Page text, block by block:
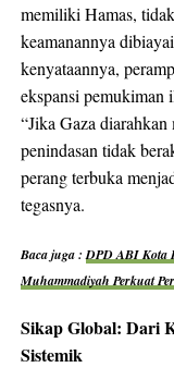
memiliki Hamas,
keamanannya
kenyataannya,
ekspansi pemukiman
“Jika Gaza
penindasan tidak
perang terbuka
tegasnya.
Baca juga :DPD ABI Kota
Muhammadiyah Perkuat
Sikap Global: Dari
Sistemik